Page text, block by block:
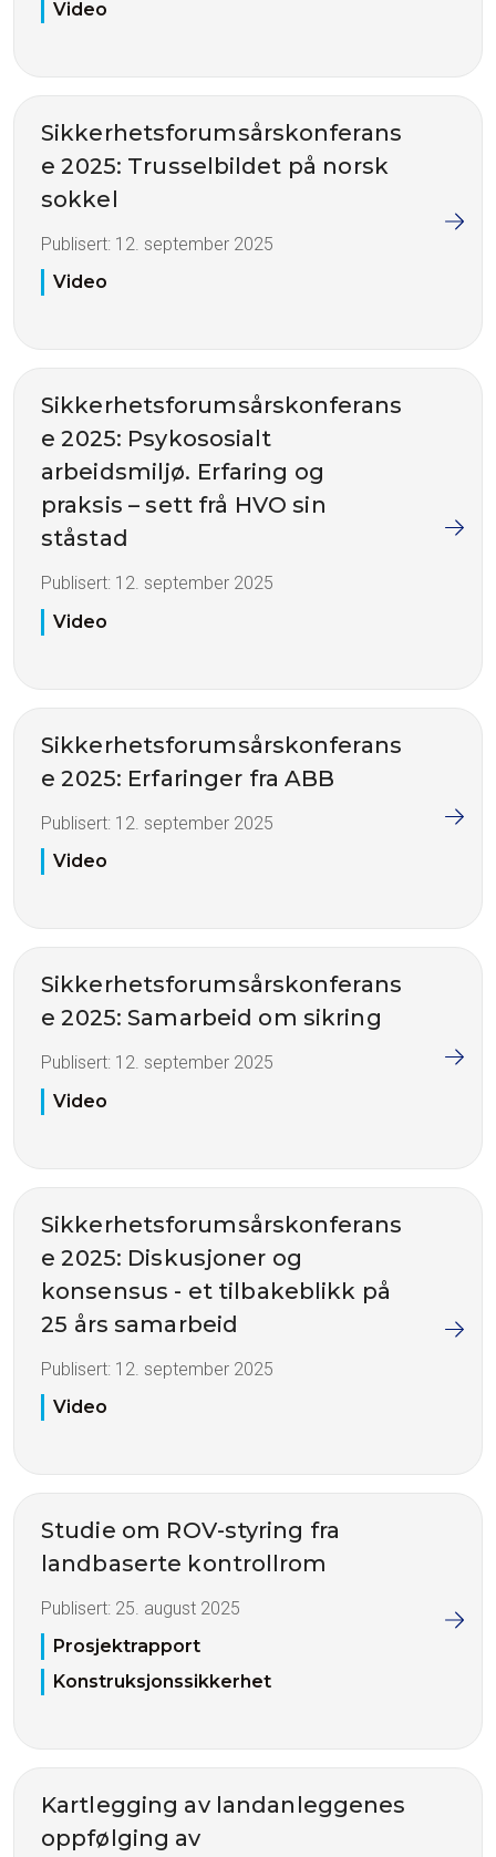
Video
Sikkerhetsforumsårskonferans
e 2025: Trusselbildet på norsk
sokkel
Publisert: 12. september 2025
Video
Sikkerhetsforumsårskonferans
e 2025: Psykososialt
arbeidsmiljø. Erfaring og
praksis – sett frå HVO sin
ståstad
Publisert: 12. september 2025
Video
Sikkerhetsforumsårskonferans
e 2025: Erfaringer fra ABB
Publisert: 12. september 2025
Video
Sikkerhetsforumsårskonferans
e 2025: Samarbeid om sikring
Publisert: 12. september 2025
Video
Sikkerhetsforumsårskonferans
e 2025: Diskusjoner og
konsensus - et tilbakeblikk på
25 års samarbeid
Publisert: 12. september 2025
Video
Studie om ROV-styring fra
landbaserte kontrollrom
Publisert: 25. august 2025
Prosjektrapport
Konstruksjonssikkerhet
Kartlegging av landanleggenes
oppfølging av